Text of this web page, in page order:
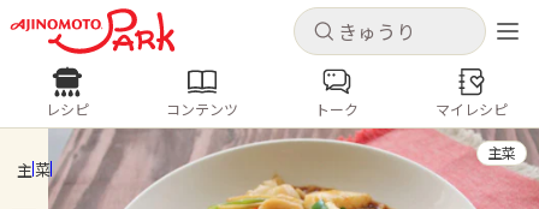
キャンセル
ログインするとレシピを保存できます
ログイン
キャンセル
レシピ コンテンツ
レシピ コンテンツ トーク マイレシピ
主菜
主菜